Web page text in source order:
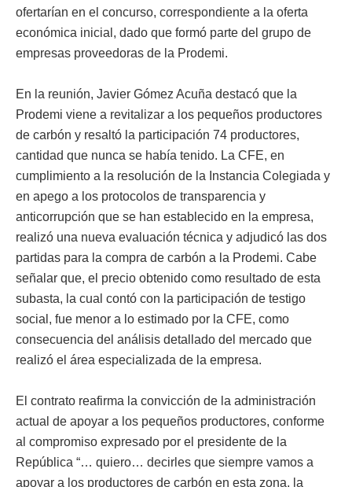
ofertarían en el concurso, correspondiente a la oferta
económica inicial, dado que formó parte del grupo de
empresas proveedoras de la Prodemi.
En la reunión, Javier Gómez Acuña destacó que la
Prodemi viene a revitalizar a los pequeños productores
de carbón y resaltó la participación 74 productores,
cantidad que nunca se había tenido. La CFE, en
cumplimiento a la resolución de la Instancia Colegiada y
en apego a los protocolos de transparencia y
anticorrupción que se han establecido en la empresa,
realizó una nueva evaluación técnica y adjudicó las dos
partidas para la compra de carbón a la Prodemi. Cabe
señalar que, el precio obtenido como resultado de esta
subasta, la cual contó con la participación de testigo
social, fue menor a lo estimado por la CFE, como
consecuencia del análisis detallado del mercado que
realizó el área especializada de la empresa.
El contrato reafirma la convicción de la administración
actual de apoyar a los pequeños productores, conforme
al compromiso expresado por el presidente de la
República “… quiero… decirles que siempre vamos a
apoyar a los productores de carbón en esta zona, la